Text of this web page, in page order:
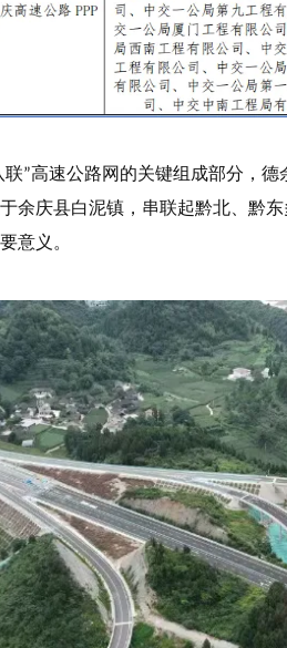
联”高速公路网的关键组成部分，德
余庆县白泥镇，串联起黔北、黔
意义。